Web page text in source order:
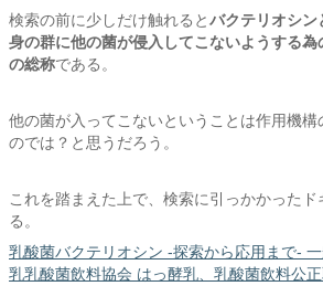
検索の前に少しだけ触れるとバクテリオシン
身の群に他の菌が侵入してこないようする
の総称である。
他の菌が入ってこないということは作用機構
のでは？と思うだろう。
これを踏まえた上で、検索に引っかかった
る。
乳酸菌バクテリオシン -探索から応用まで-
乳乳酸菌飲料協会 はっ酵乳、乳酸菌飲料公